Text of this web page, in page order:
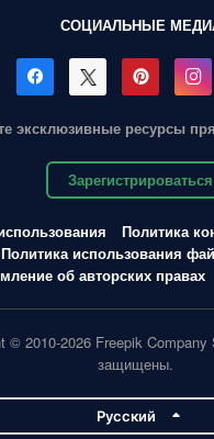
СОЦИАЛЬНЫЕ
эксклюзивные ресурсы
Зарегистрироваться
Политика
Политика использования
об авторских правах
© 2010-2026 Freepik
защищены.
Pусский